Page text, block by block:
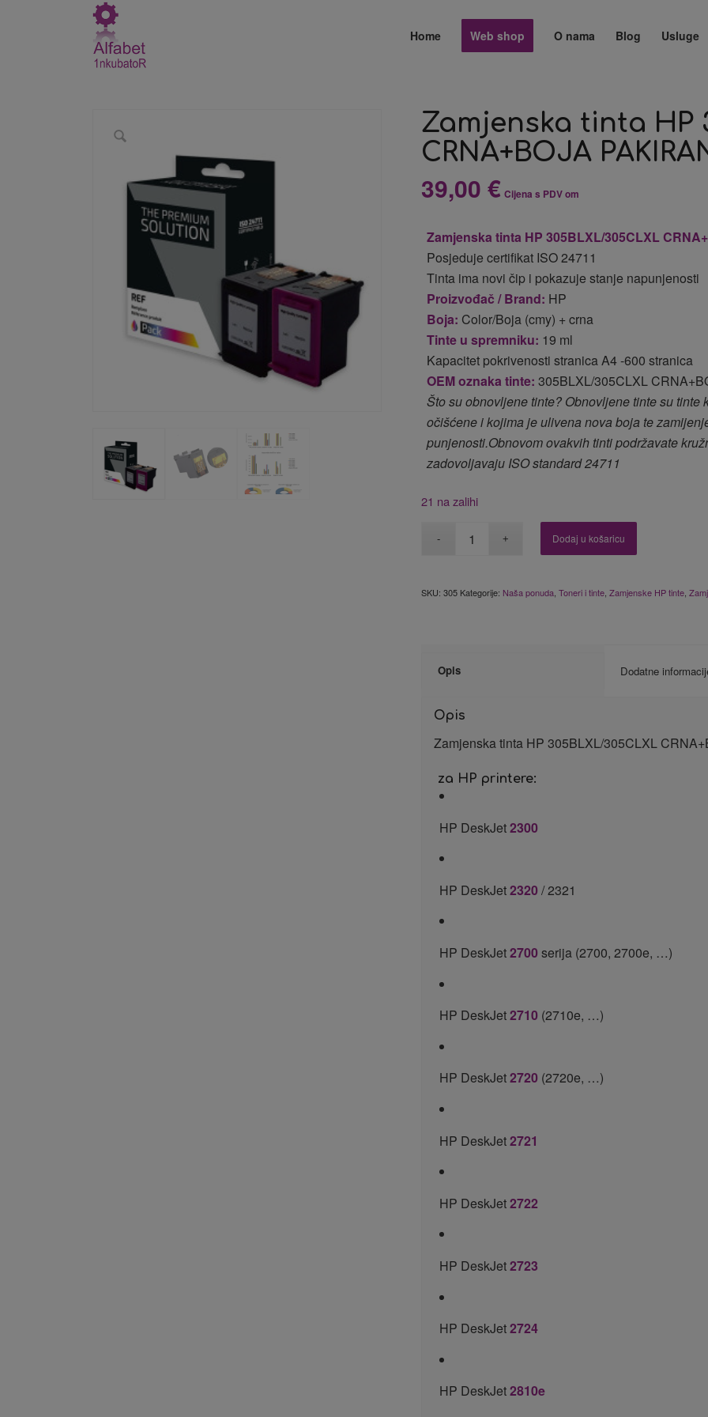
Home Web shop O nama Blog Usluge
Zamjenska tinta HP
CRNA+BOJA
39,00€ Cijena s PDV om
Zamjenska tinta HP 305BLXL/305CLXL
Posjeduje certifikat ISO 24711
Tinta ima novi čip i pokazuje stanje napunjenosti
Proizvođač / Brand: HP
Boja: Color/Boja (cmy) + crna
Tinte u spremniku: 19 ml
Kapacitet pokrivenosti stranica A4 -600 stranica
OEM oznaka tinte: 305BLXL/305CLXL
Što su obnovljene tinte? Obnovljene tinte su
očišćene i kojima je ulivena nova boja te
punjenosti.Obnovom ovakvih tinti podržavate
zadovoljavaju ISO standard 24711
21 na zalihi
Dodaj u košaricu
SKU:305 Kategorije: Naša ponuda ,Toneri i tinte ,Zamjenske HP tinte ,
Opis Dodatne
Opis
Zamjenska tinta HP 305BLXL/305CLXL
za HP printere:
HP DeskJet2300
HP DeskJet2320/ 2321
HP DeskJet2700serija (2700, 2700e, …)
HP DeskJet2710 (2710e, …)
HP DeskJet2720 (2720e, …)
HP DeskJet2721
HP DeskJet2722
HP DeskJet2723
HP DeskJet2724
HP DeskJet2810e